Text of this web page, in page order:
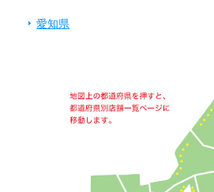
愛知県